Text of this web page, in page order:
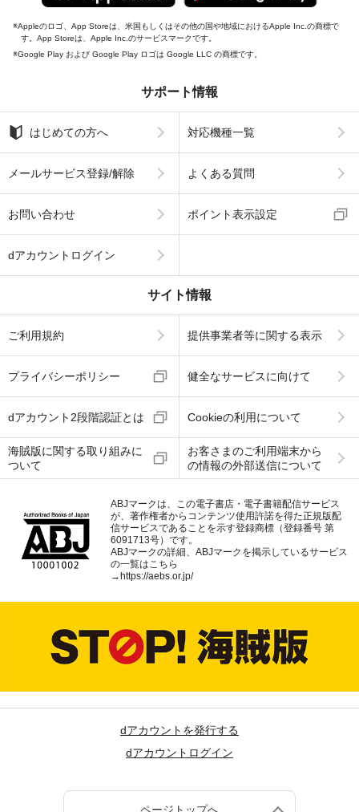
Appleのロゴ、App Storeは、米国もしくはその他の国や地域におけるApple Inc.の商標で
す。App Storeは、Apple Inc.のサービスマークです。
Google Play および Google Play ロゴは Google LLC の商標です。
サポート情報
はじめての方へ 対応機種一覧
メールサービス登録/解除 よくある質問
お問い合わせ ポイント表示設定
dアカウントログイン
サイト情報
ご利用規約 提供事業者等に関する表示
プライバシーポリシー 健全なサービスに向けて
dアカウント2段階認証とは Cookieの利用について
海賊版に関する取り組みに
ついて
お客さまのご利用端末から
の情報の外部送信について
ABJマークは、この電子書店・電子書籍配信サービス
が、著作権者からコンテンツ使用許諾を得た正規版配
信サービスであることを示す登録商標（登録番号 第
6091713号）です。
ABJマークの詳細、ABJマークを掲示しているサービス
の一覧はこちら
→ https://aebs.or.jp/
dアカウントを発行する
dアカウントログイン